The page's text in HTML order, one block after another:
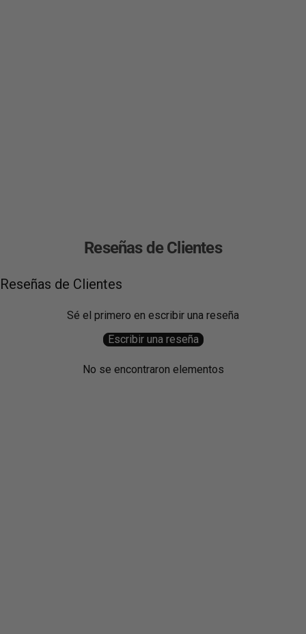
Reseñas de Clientes
Reseñas de Clientes
Sé el primero en escribir una reseña
Escribir una reseña
No se encontraron elementos